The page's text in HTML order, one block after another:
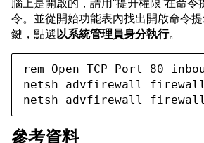
腦上是開啟的，請用“提升權限”在命
令。並從開始功能表內找出開啟命令
鍵，點選 以系統管理員身分執行。
rem Open TCP Port 80
netsh advfirewall firewall
netsh advfirewall firewall
參考資料